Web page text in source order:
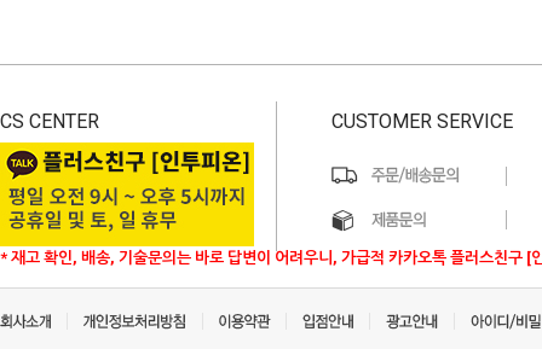
CS CENTER
* 재고 확인, 배송, 기술문의는 바로 답변이 어려우니, 가급적 카카오톡 플러스친구 [
CUSTOMER SERVICE